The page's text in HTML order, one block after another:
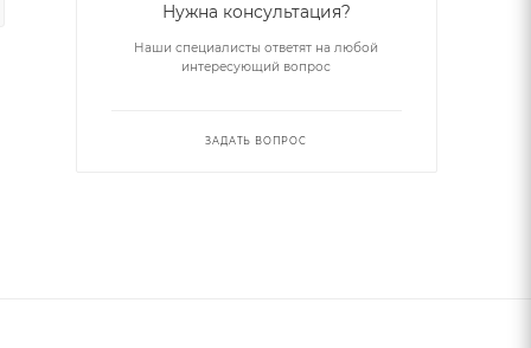
Нужна консультация?
Наши специалисты ответят на любой
интересующий вопрос
ЗАДАТЬ ВОПРОС